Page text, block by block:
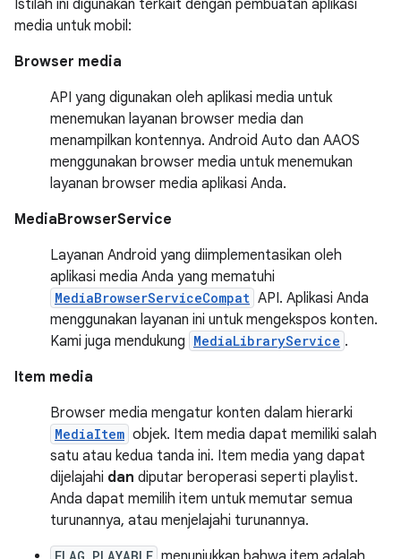
Istilah ini digunakan terkait dengan pembuatan aplikasi
media untuk mobil:
Browser media
API yang digunakan oleh aplikasi media untuk
menemukan layanan browser media dan
menampilkan kontennya. Android Auto dan AAOS
menggunakan browser media untuk menemukan
layanan browser media aplikasi Anda.
MediaBrowserService
Layanan Android yang diimplementasikan oleh
aplikasi media Anda yang mematuhi
MediaBrowserServiceCompat API. Aplikasi Anda
menggunakan layanan ini untuk mengekspos konten.
Kami juga mendukung MediaLibraryService .
Item media
Browser media mengatur konten dalam hierarki
MediaItem objek. Item media dapat memiliki salah
satu atau kedua tanda ini. Item media yang dapat
dijelajahi dan diputar beroperasi seperti playlist.
Anda dapat memilih item untuk memutar semua
turunannya, atau menjelajahi turunannya.